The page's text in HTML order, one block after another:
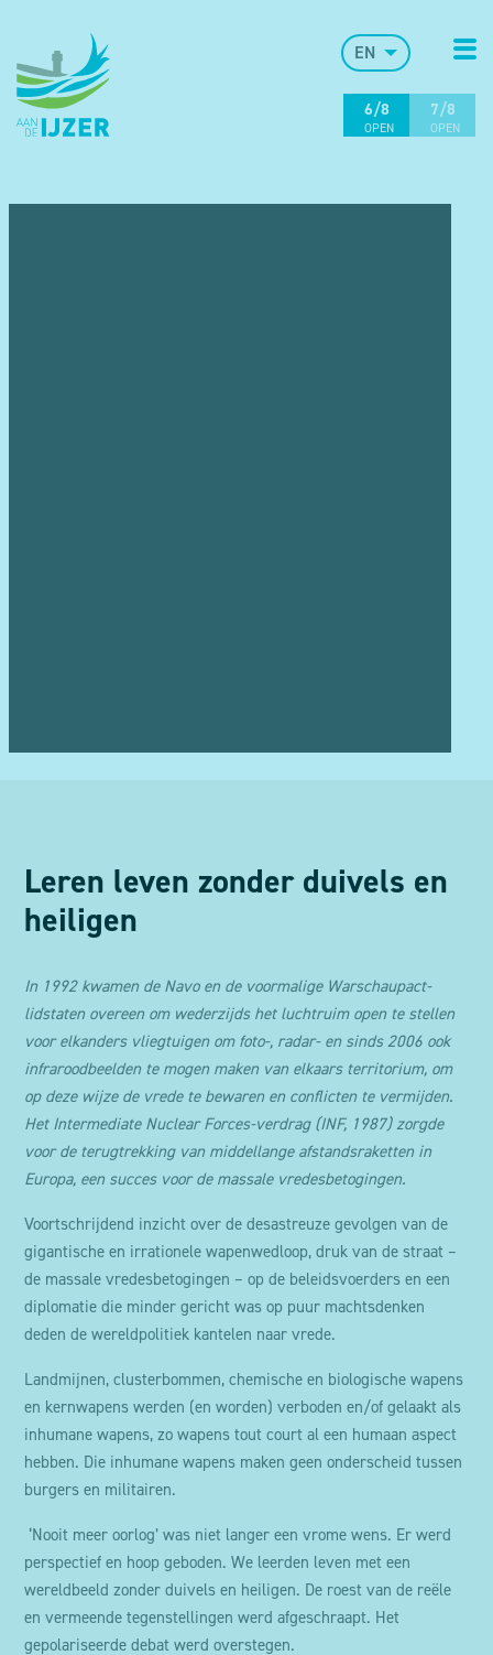
EN
6/8
OPEN
7/8
OPEN
Leren leven zonder duivels en
heiligen
In 1992 kwamen de Navo en de voormalige Warschaupact-
lidstaten overeen om wederzijds het luchtruim open te stellen
voor elkanders vliegtuigen om foto-, radar- en sinds 2006 ook
infraroodbeelden te mogen maken van elkaars territorium, om
op deze wijze de vrede te bewaren en conflicten te vermijden.
Het Intermediate Nuclear Forces-verdrag (INF, 1987) zorgde
voor de terugtrekking van middellange afstandsraketten in
Europa, een succes voor de massale vredesbetogingen.
Voortschrijdend inzicht over de desastreuze gevolgen van de
gigantische en irrationele wapenwedloop, druk van de straat –
de massale vredesbetogingen – op de beleidsvoerders en een
diplomatie die minder gericht was op puur machtsdenken
deden de wereldpolitiek kantelen naar vrede.
Landmijnen, clusterbommen, chemische en biologische wapens
en kernwapens werden (en worden) verboden en/of gelaakt als
inhumane wapens, zo wapens tout court al een humaan aspect
hebben. Die inhumane wapens maken geen onderscheid tussen
burgers en militairen.
‘Nooit meer oorlog’ was niet langer een vrome wens. Er werd
perspectief en hoop geboden. We leerden leven met een
wereldbeeld zonder duivels en heiligen. De roest van de reële
en vermeende tegenstellingen werd afgeschraapt. Het
gepolariseerde debat werd overstegen.